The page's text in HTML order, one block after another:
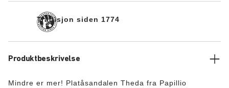
Tradisjon siden 1774
Produktbeskrivelse
Mindre er mer! Platåsandalen Theda fra Papillio